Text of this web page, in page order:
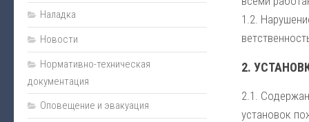
Монтаж
Пожарная сигнализация
Энциклопедия безопасности
Юмор
Безопасность за рулем
1.2.
2.
2.1.
ус­та­но­вок
Наладка
Новости
Нормативно-техническая
документация
Оповещение и эвакуация